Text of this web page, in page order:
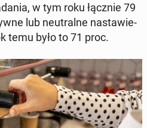
w tym roku łącznie 79
lub neu­tralne nastaw­ie­
temu było to 71 proc.